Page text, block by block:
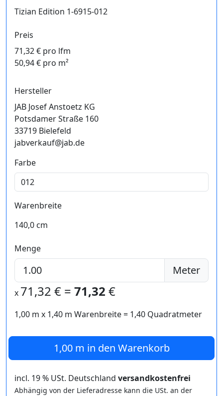
Tizian Edition 1-6915-012
Preis
71,32 € pro lfm
50,94 € pro m²
Hersteller
JAB Josef Anstoetz KG
Potsdamer Straße 160
33719 Bielefeld
jabverkauf@jab.de
Farbe
Warenbreite
140,0 cm
Menge
Meter
x 71,32 € = 71,32 €
1,00 m x 1,40 m Warenbreite = 1,40 Quadratmeter
1,00 m in den Warenkorb
incl. 19 % USt. Deutschland versandkostenfrei
Abhängig von der Lieferadresse kann die USt. an der